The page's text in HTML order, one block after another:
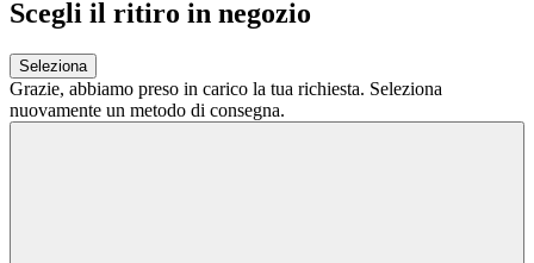
Scegli il ritiro in negozio
Seleziona
Grazie, abbiamo preso in carico la tua richiesta. Seleziona
nuovamente un metodo di consegna.